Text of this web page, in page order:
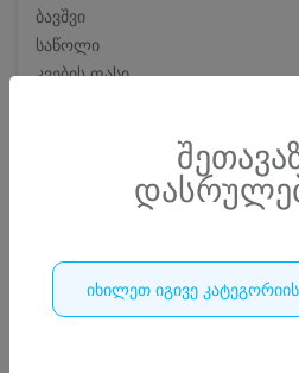
იხილეთ იგივე კატეგორიის
ბავშვი
საწოლი
კვების ფასი
დამატებითი საწოლი
ნომრის ღირებულება დანაზოგით
დასრულებულია